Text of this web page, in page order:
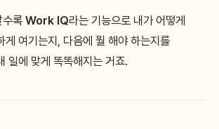
수록 Work IQ라는 기능으로 내가 어떻게
게 여기는지, 다음에 뭘 해야 하는지를
일에 맞게 똑똑해지는 거죠.